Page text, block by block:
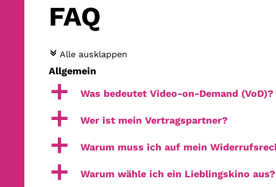
FAQ
c Alle ausklappen
Allgemein
a Was bedeutet Video-on-Demand (VoD)?
a Wer ist mein Vertragspartner?
a Warum muss ich auf mein
a Warum wähle ich ein Lieblingskino aus?